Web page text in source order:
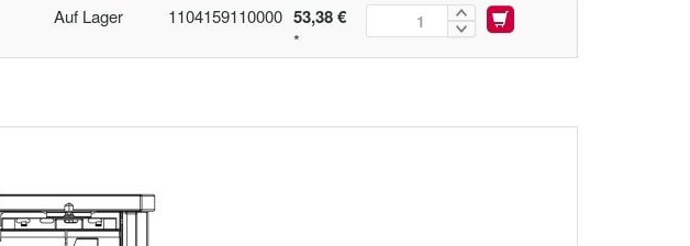
Auf Lager 1104159110000 53,38 €
*